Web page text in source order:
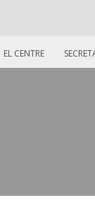
EL CENTRE